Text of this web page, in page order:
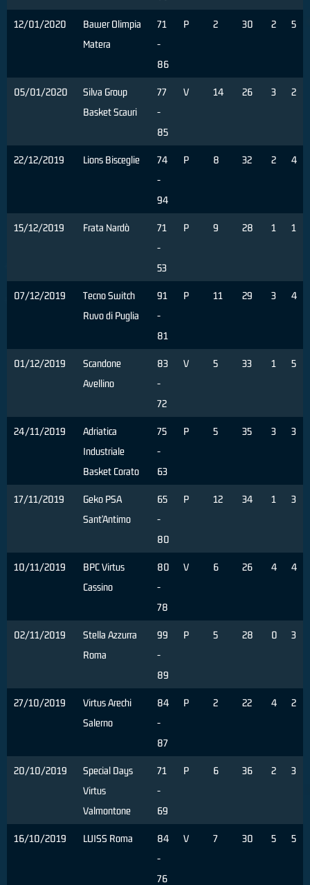
12/01/2020
Bawer Olimpia
Matera
71
-
86
P 2 30 2 5
05/01/2020
Silva Group
Basket Scauri
77
-
85
V 14 26 3 2
22/12/2019 Lions Bisceglie
74
-
94
P 8 32 2 4
15/12/2019 Frata Nardò
71
-
53
P 9 28 1 1
07/12/2019
Tecno Switch
Ruvo di Puglia
91
-
81
P 11 29 3 4
01/12/2019
Scandone
Avellino
83
-
72
V 5 33 1 5
24/11/2019
Adriatica
Industriale
Basket Corato
75
-
63
P 5 35 3 3
17/11/2019
Geko PSA
Sant’Antimo
65
-
80
P 12 34 1 3
10/11/2019
BPC Virtus
Cassino
80
-
78
V 6 26 4 4
02/11/2019
Stella Azzurra
Roma
99
-
89
P 5 28 0 3
27/10/2019
Virtus Arechi
Salerno
84
-
87
P 2 22 4 2
20/10/2019
Special Days
Virtus
Valmontone
71
-
69
P 6 36 2 3
16/10/2019 LUISS Roma
84
-
76
V 7 30 5 5